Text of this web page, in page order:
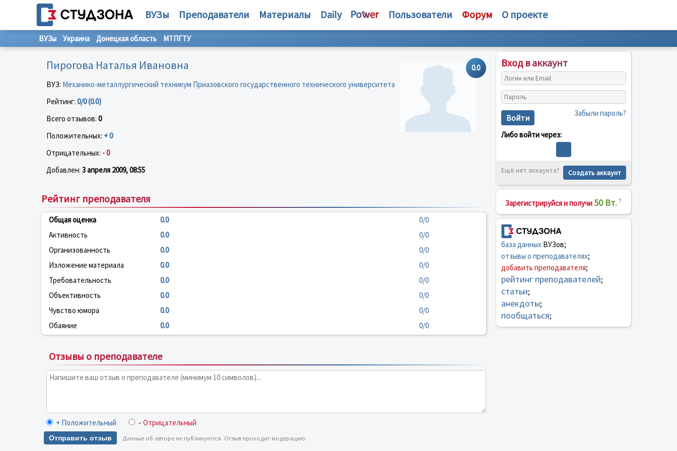
ВУЗы Преподаватели Материалы Daily Пользователи Форум О проекте
ВУЗы Украина Донецкая область МТПГТУ
0.0
Пирогова Наталья Ивановна
ВУЗ: Механико-металлургический техникум Приазовского государственного технического университета
Рейтинг: 0/0 (0.0)
Всего отзывов: 0
Положительных: + 0
Отрицательных: - 0
Добавлен: 3 апреля 2009, 08:55
Рейтинг преподавателя
Общая оценка 0.0
0/0
Активность
0.0
0/0
Организованность
0.0
0/0
Изложение материала
0.0
0/0
Требовательность
0.0
0/0
Объективность
0.0
0/0
Чувство юмора
0.0
0/0
Обаяние
0.0 0/0
Отзывы о преподавателе
+ Положительный – Отрицательный
Отправить отзыв Данные об авторе не публикуются. Отзыв проходит модерацию.
Вход в аккаунт
Войти Забыли пароль?
Либо войти через:
Ещё нет аккаунта? Создать аккаунт
Зарегистрируйся и получи 50 Вт. ?
база данныхВУЗов;
отзывы о преподавателях;
добавить преподавателя;
рейтинг преподавателей;
статьи;
анекдоты;
пообщаться;